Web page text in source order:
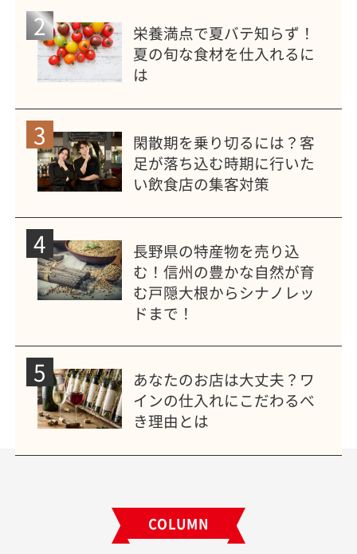
2
栄養満点で夏バテ知らず！
夏の旬な食材を仕入れるに
は
3
閑散期を乗り切るには？客
足が落ち込む時期に行いた
い飲食店の集客対策
4
長野県の特産物を売り込
む！信州の豊かな自然が育
む戸隠大根からシナノレッ
ドまで！
5
あなたのお店は大丈夫？ワ
インの仕入れにこだわるべ
き理由とは
COLUMN